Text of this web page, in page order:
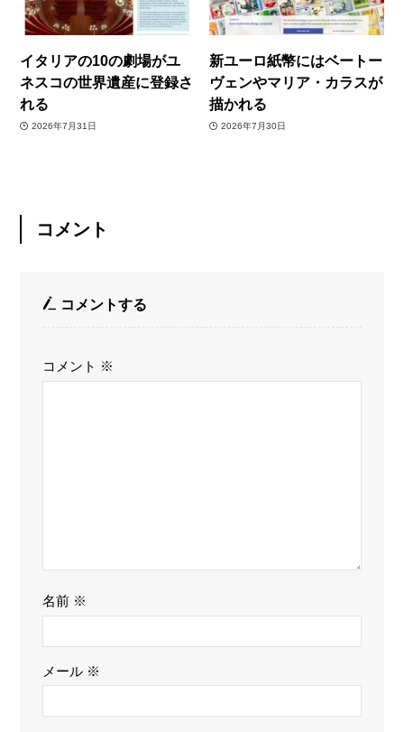
イタリアの10の劇場がユ
ネスコの世界遺産に登録さ
れる
2026年7月31日
新ユーロ紙幣にはベートー
ヴェンやマリア・カラスが
描かれる
2026年7月30日
コメント
コメントする
コメント ※
名前 ※
メール ※